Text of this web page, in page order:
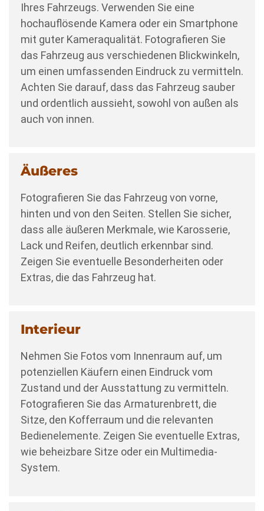
Ihres Fahrzeugs. Verwenden Sie eine
hochauflösende Kamera oder ein Smartphone
mit guter Kameraqualität. Fotografieren Sie
das Fahrzeug aus verschiedenen Blickwinkeln,
um einen umfassenden Eindruck zu vermitteln.
Achten Sie darauf, dass das Fahrzeug sauber
und ordentlich aussieht, sowohl von außen als
auch von innen.
Äußeres
Fotografieren Sie das Fahrzeug von vorne,
hinten und von den Seiten. Stellen Sie sicher,
dass alle äußeren Merkmale, wie Karosserie,
Lack und Reifen, deutlich erkennbar sind.
Zeigen Sie eventuelle Besonderheiten oder
Extras, die das Fahrzeug hat.
Interieur
Nehmen Sie Fotos vom Innenraum auf, um
potenziellen Käufern einen Eindruck vom
Zustand und der Ausstattung zu vermitteln.
Fotografieren Sie das Armaturenbrett, die
Sitze, den Kofferraum und die relevanten
Bedienelemente. Zeigen Sie eventuelle Extras,
wie beheizbare Sitze oder ein Multimedia-
System.